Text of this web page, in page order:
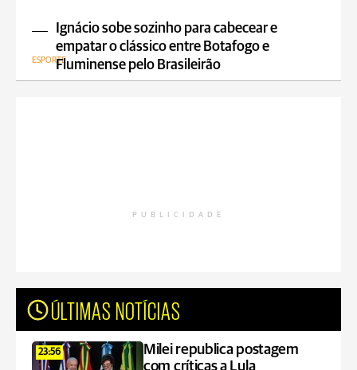
Ignácio sobe sozinho para cabecear e
empatar o clássico entre Botafogo e
Fluminense pelo Brasileirão
ESPORTE
PUBLICIDADE
ÚLTIMAS NOTÍCIAS
23:56
Milei republica postagem
com críticas a Lula